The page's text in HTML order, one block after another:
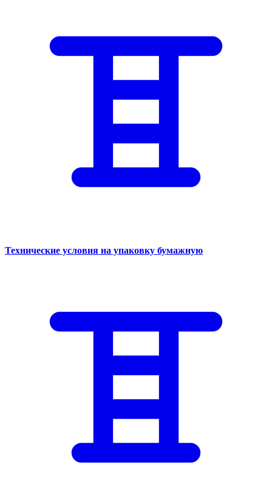
Технические условия на упаковку бумажную